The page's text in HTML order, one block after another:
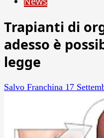
Trapianti di
adesso è
legge
Salvo Franchina 17